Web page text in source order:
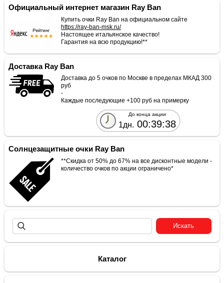
Официальный интернет магазин Ray Ban
Купить очки Ray Ban на официальном сайте
https://ray-ban-msk.ru/
Настоящее итальянское качество!
Гарантия на всю продукцию!**
Доставка Ray Ban
Доставка до 5 очков по Москве в пределах МКАД 300
руб
-
Каждые последующие +100 руб на примерку
До конца акции
1дн. 00:39:38
Солнцезащитные очки Ray Ban
**Скидка от 50% до 67% на все дисконтные модели -
количество очков по акции ограничено*
Каталог